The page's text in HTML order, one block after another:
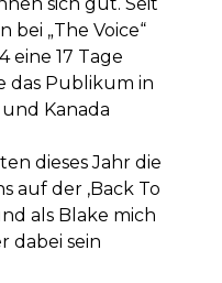
„The Voice“
eine 17 Tage
das Publikum in
Kanada
dieses Jahr die
auf der ‚Back To
als Blake mich
dabei sein